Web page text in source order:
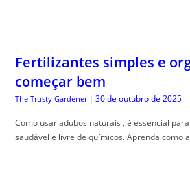
Fertilizantes simples e
começar bem
The Trusty Gardener | 30 de outubro de 2025
Como usar adubos naturais , é essencial
saudável e livre de químicos. Aprenda como